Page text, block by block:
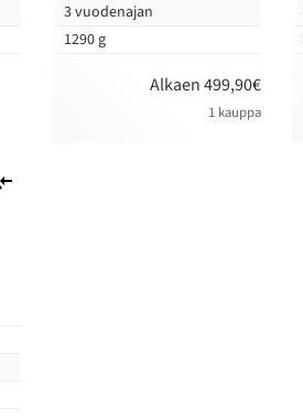
3 vuodenajan
1290 g
Alkaen 499,90€
1 kauppa